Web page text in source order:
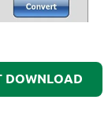
DOWNLOAD